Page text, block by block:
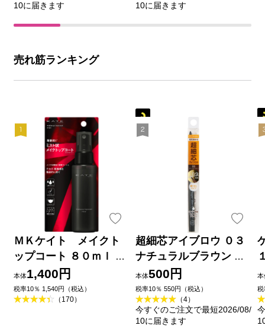
10に届きます
10に届きます
売れ筋ランキング
ＭＫケイト メイクト
ップコート ８０ｍｌ カ
ネボウ化粧品
本体1,400円
税率10％ 1,540円（税込）
（170）
超細芯アイブロウ ０３
ナチュラルブラウン ＿
セザンヌ化粧品
本体500円
税率10％ 550円（税込）
（4）
今すぐのご注文で最短2026/08/
10に届きます
本
税